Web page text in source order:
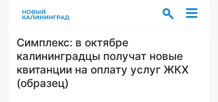
Симплекс: в октябре
калининградцы получат новые
квитанции на оплату услуг ЖКХ
(образец)